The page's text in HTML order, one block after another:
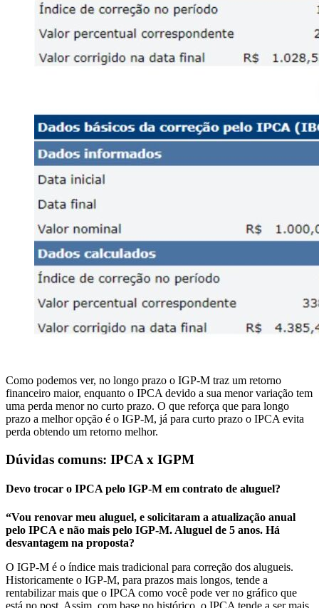
Como podemos ver, no longo prazo o IGP-M traz um retorno
financeiro maior, enquanto o IPCA devido a sua menor variação tem
uma perda menor no curto prazo. O que reforça que para longo
prazo a melhor opção é o IGP-M, já para curto prazo o IPCA evita
perda obtendo um retorno melhor.
Dúvidas comuns: IPCA x IGPM
Devo trocar o IPCA pelo IGP-M em contrato de aluguel?
“Vou renovar meu aluguel, e solicitaram a atualização anual
pelo IPCA e não mais pelo IGP-M. Aluguel de 5 anos. Há
desvantagem na proposta?
O IGP-M é o índice mais tradicional para correção dos alugueis.
Historicamente o IGP-M, para prazos mais longos, tende a
rentabilizar mais que o IPCA como você pode ver no gráfico que
está no post. Assim, com base no histórico, o IPCA tende a ser mais